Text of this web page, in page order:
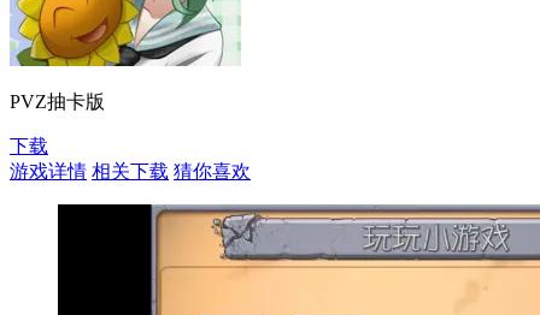
PVZ抽卡版
下载
游戏详情 相关下载 猜你喜欢